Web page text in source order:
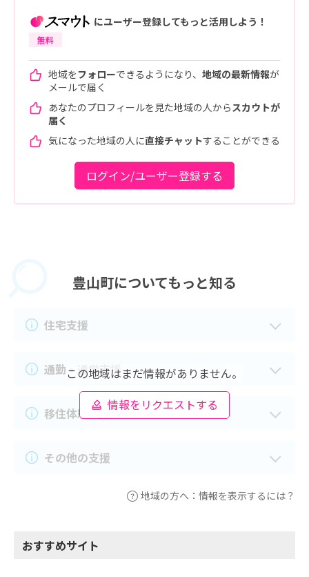
にユーザー登録してもっと活用しよう！
無料
地域をフォローできるようになり、 地域の最新情報が
メールで届く
あなたのプロフィールを見た地域の人からスカウトが
届く
気になった地域の人に直接チャットすることができる
ログイン/ユーザー登録する
豊山町についてもっと知る
この地域はまだ情報がありません。
情報をリクエストする
住宅支援
通勤・通学支援
移住体験支援
その他の支援
地域の方へ：情報を表示するには？
おすすめサイト